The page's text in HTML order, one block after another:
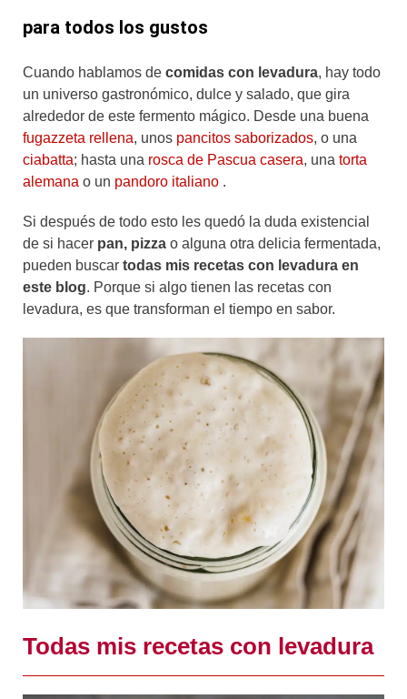
para todos los gustos
Cuando hablamos de comidas con levadura, hay todo
un universo gastronómico, dulce y salado, que gira
alrededor de este fermento mágico. Desde una buena
fugazzeta rellena, unos pancitos saborizados, o una
ciabatta; hasta una rosca de Pascua casera, una torta
alemana o un pandoro italiano .
Si después de todo esto les quedó la duda existencial
de si hacer pan, pizza o alguna otra delicia fermentada,
pueden buscar todas mis recetas con levadura en
este blog. Porque si algo tienen las recetas con
levadura, es que transforman el tiempo en sabor.
Todas mis recetas con levadura